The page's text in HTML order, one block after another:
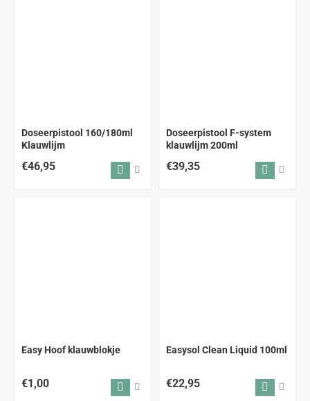
Doseerpistool 160/180ml
Klauwlijm
€46,95
Doseerpistool F-system
klauwlijm 200ml
€39,35
Easy Hoof klauwblokje
€1,00
Easysol Clean Liquid 100ml
€22,95